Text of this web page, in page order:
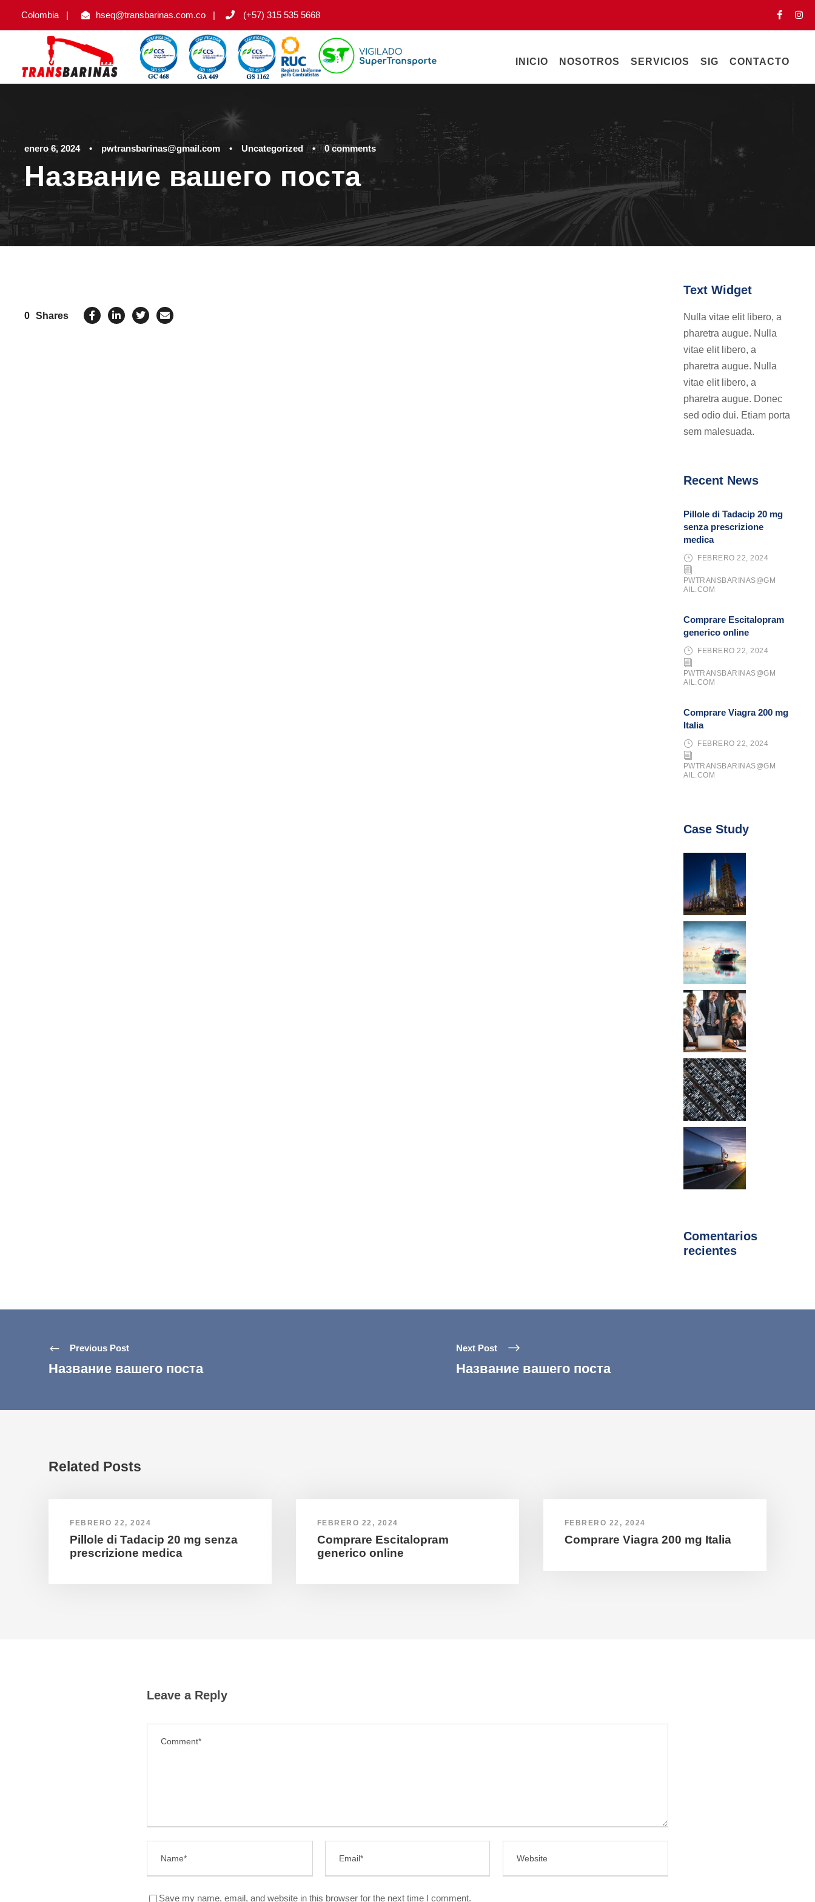
Colombia | hseq@transbarinas.com.co | (+57) 315 535 5668
INICIO NOSOTROS SERVICIOS SIG CONTACTO
enero 6, 2024 • pwtransbarinas@gmail.com • Uncategorized • 0 comments
Название вашего поста
0 Shares
Text Widget
Nulla vitae elit libero, a
pharetra augue. Nulla
vitae elit libero, a
pharetra augue. Nulla
vitae elit libero, a
pharetra augue. Donec
sed odio dui. Etiam porta
sem malesuada.
Recent News
Pillole di Tadacip 20 mg
senza prescrizione
medica
FEBRERO 22, 2024
PWTRANSBARINAS@GM
AIL.COM
Comprare Escitalopram
generico online
FEBRERO 22, 2024
PWTRANSBARINAS@GM
AIL.COM
Comprare Viagra 200 mg
Italia
FEBRERO 22, 2024
PWTRANSBARINAS@GM
AIL.COM
Case Study
Comentarios
recientes
Previous Post
Название вашего поста
Next Post
Название вашего поста
Related Posts
FEBRERO 22, 2024
Pillole di Tadacip 20 mg senza
prescrizione medica
FEBRERO 22, 2024
Comprare Escitalopram
generico online
FEBRERO 22, 2024
Comprare Viagra 200 mg Italia
Leave a Reply
Save my name, email, and website in this browser for the next time I comment.